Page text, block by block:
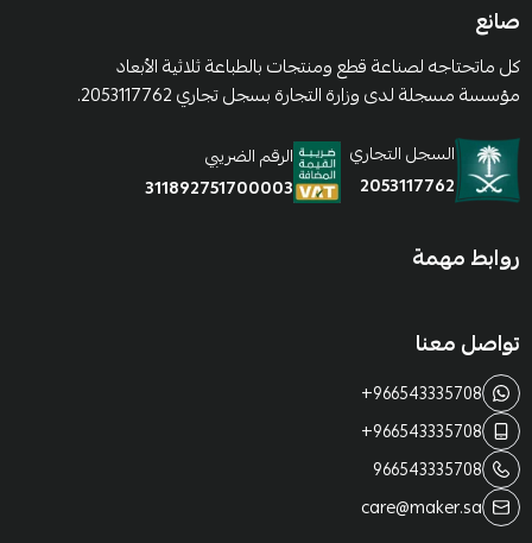
صانع
كل ماتحتاجه لصناعة قطع ومنتجات بالطباعة ثلاثية الأبعاد
مؤسسة مسجلة لدى وزارة التجارة بسجل تجاري 2053117762.
السجل التجاري
2053117762
الرقم الضريبي
311892751700003
روابط مهمة
تواصل معنا
+966543335708
+966543335708
966543335708
care@maker.sa